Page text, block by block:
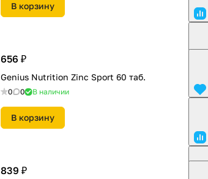
В корзину
656 ₽
Genius Nutrition Zinc Sport 60 таб.
0 0 В наличии
В корзину
839 ₽